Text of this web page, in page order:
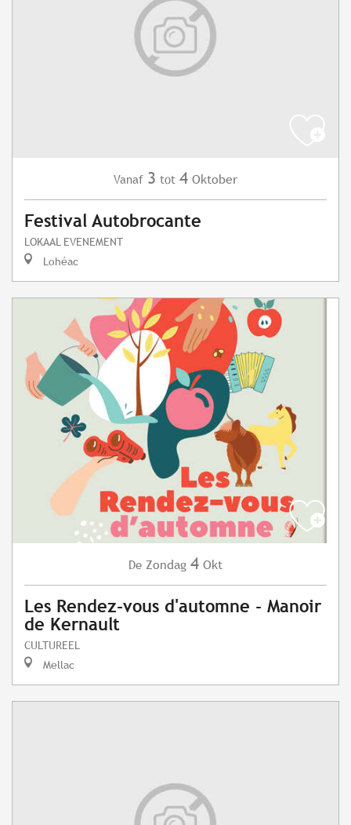
Vanaf 3 tot 4 Oktober
Festival Autobrocante
LOKAAL EVENEMENT
Lohéac
De Zondag 4 Okt
Les Rendez-vous d'automne - Manoir
de Kernault
CULTUREEL
Mellac